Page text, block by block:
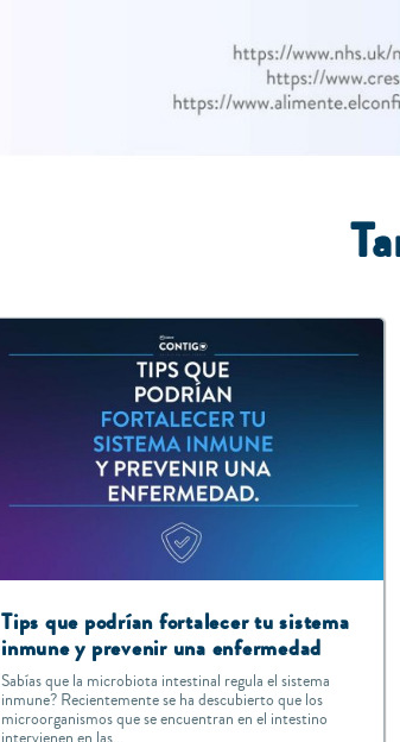
Tips que podrían fortalecer tu sistema
inmune y prevenir una enfermedad
Sabías que la microbiota intestinal regula el sistema
inmune? Recientemente se ha descubierto que los
microorganismos que se encuentran en el intestino